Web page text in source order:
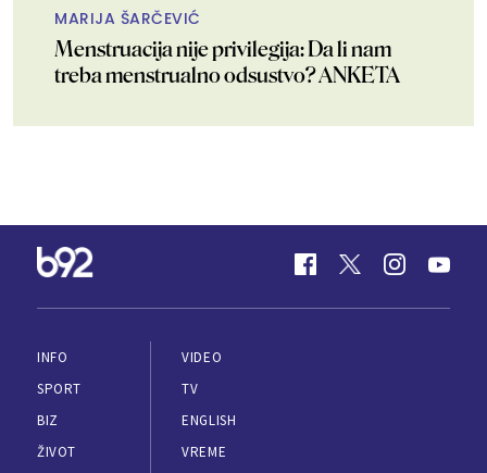
MARIJA ŠARČEVIĆ
Menstruacija nije privilegija: Da li nam
treba menstrualno odsustvo? ANKETA
INFO
SPORT
BIZ
ŽIVOT
VIDEO
TV
ENGLISH
VREME